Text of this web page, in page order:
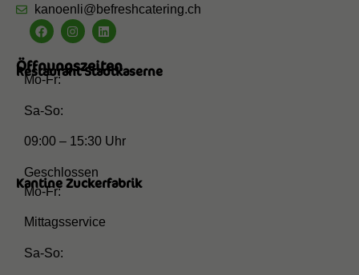
kanoenli@befreshcatering.ch
Öffnungszeiten
Restaurant Stadtkaserne
Mo-Fr:
Sa-So:
09:00 – 15:30 Uhr
Geschlossen
Kantine Zuckerfabrik
Mo-Fr:
Mittagsservice
Sa-So: